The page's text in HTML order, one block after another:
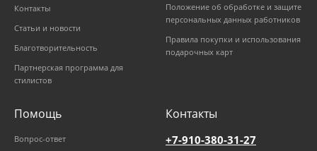
Контакты
Статьи и новости
Благотворительность
Партнерская программа для
стилистов
Положение об обработке и защите
персональных данных работников
Правила покупки и использования
подарочных карт
Помощь
Вопрос-ответ
Контакты
+7-910-380-31-27